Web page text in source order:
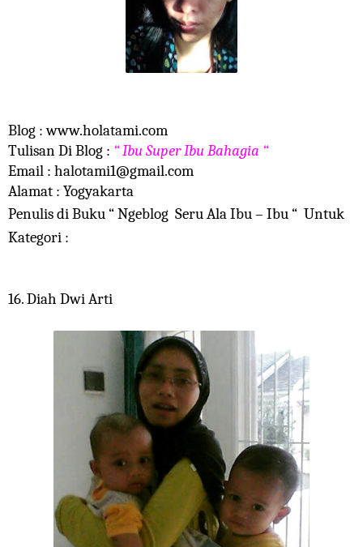
Blog : www.holatami.com
Tulisan Di Blog : “ Ibu Super Ibu Bahagia “
Email : halotami1@gmail.com
Alamat : Yogyakarta
Penulis di Buku “ Ngeblog Seru Ala Ibu – Ibu “ Untuk
Kategori :
16. Diah Dwi Arti